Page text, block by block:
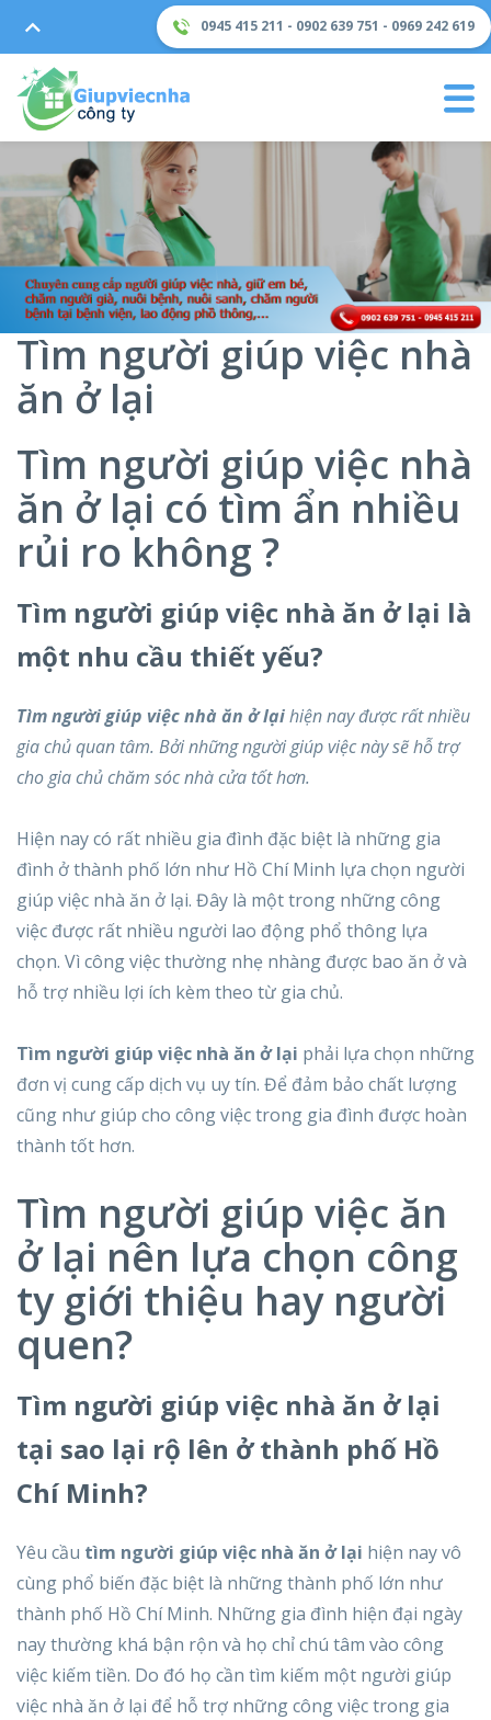
0945 415 211 - 0902 639 751 - 0969 242 619
Tìm người giúp việc nhà
ăn ở lại
Tìm người giúp việc nhà
ăn ở lại có tìm ẩn nhiều
rủi ro không ?
Tìm người giúp việc nhà ăn ở lại là
một nhu cầu thiết yếu?
Tìm người giúp việc nhà ăn ở lạihiện nay được rất nhiều
gia chủ quan tâm. Bởi những người giúp việc này sẽ hỗ trợ
cho gia chủ chăm sóc nhà cửa tốt hơn.
Hiện nay có rất nhiều gia đình đặc biệt là những gia
đình ở thành phố lớn như Hồ Chí Minh lựa chọn người
giúp việc nhà ăn ở lại. Đây là một trong những công
việc được rất nhiều người lao động phổ thông lựa
chọn. Vì công việc thường nhẹ nhàng được bao ăn ở và
hỗ trợ nhiều lợi ích kèm theo từ gia chủ.
Tìm người giúp việc nhà ăn ở lại phải lựa chọn những
đơn vị cung cấp dịch vụ uy tín. Để đảm bảo chất lượng
cũng như giúp cho công việc trong gia đình được hoàn
thành tốt hơn.
Tìm người giúp việc ăn
ở lại nên lựa chọn công
ty giới thiệu hay người
quen?
Tìm người giúp việc nhà ăn ở lại
tại sao lại rộ lên ở thành phố Hồ
Chí Minh?
Yêu cầu tìm người giúp việc nhà ăn ở lại hiện nay vô
cùng phổ biến đặc biệt là những thành phố lớn như
thành phố Hồ Chí Minh. Những gia đình hiện đại ngày
nay thường khá bận rộn và họ chỉ chú tâm vào công
việc kiếm tiền. Do đó họ cần tìm kiếm một người giúp
việc nhà ăn ở lại để hỗ trợ những công việc trong gia